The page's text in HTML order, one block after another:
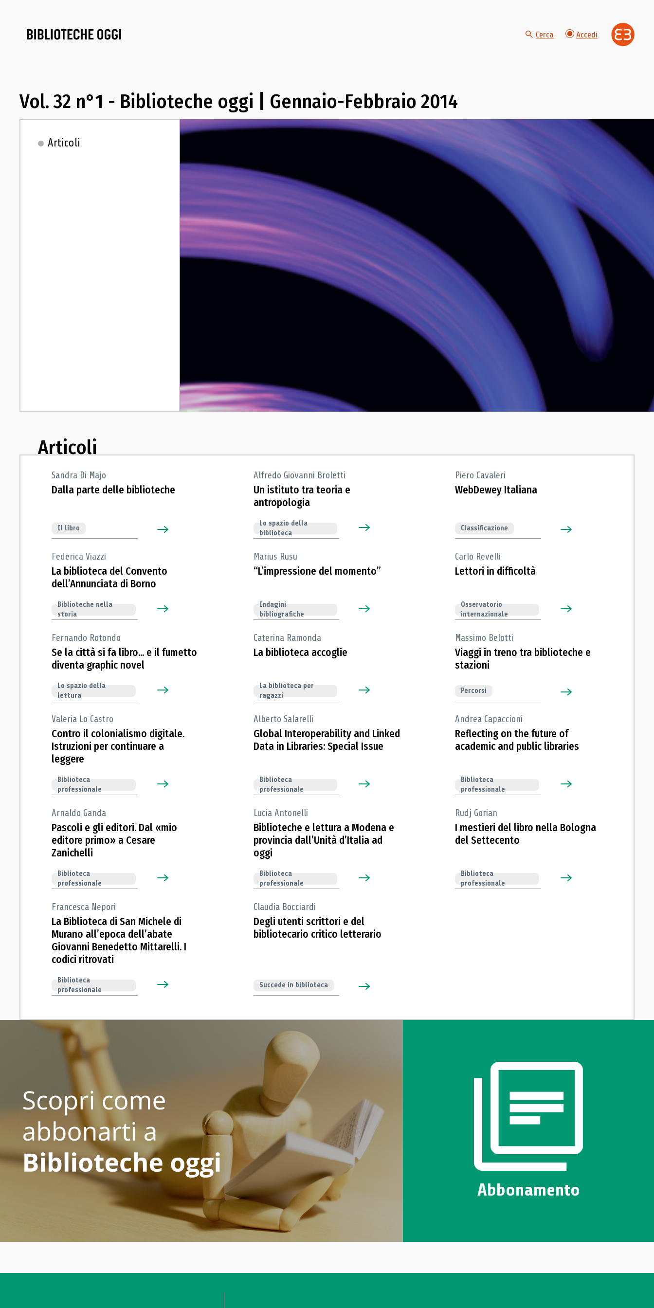
Cerca Accedi
Vol. 32 n°1 - Biblioteche oggi | Gennaio-Febbraio 2014
Articoli
Articoli
Sandra Di Majo
Dalla parte delle biblioteche
Il libro
Alfredo Giovanni Broletti
Un istituto tra teoria e
antropologia
Lo spazio della
biblioteca
Piero Cavaleri
WebDewey Italiana
Classificazione
Federica Viazzi
La biblioteca del Convento
dell’Annunciata di Borno
Biblioteche nella
storia
Marius Rusu
“L’impressione del momento”
Indagini
bibliografiche
Carlo Revelli
Lettori in difficoltà
Osservatorio
internazionale
Fernando Rotondo
Se la città si fa libro... e il fumetto
diventa graphic novel
Lo spazio della
lettura
Caterina Ramonda
La biblioteca accoglie
La biblioteca per
ragazzi
Massimo Belotti
Viaggi in treno tra biblioteche e
stazioni
Percorsi
Valeria Lo Castro
Contro il colonialismo digitale.
Istruzioni per continuare a
leggere
Biblioteca
professionale
Alberto Salarelli
Global Interoperability and Linked
Data in Libraries: Special Issue
Biblioteca
professionale
Andrea Capaccioni
Reflecting on the future of
academic and public libraries
Biblioteca
professionale
Arnaldo Ganda
Pascoli e gli editori. Dal «mio
editore primo» a Cesare
Zanichelli
Biblioteca
professionale
Lucia Antonelli
Biblioteche e lettura a Modena e
provincia dall’Unità d’Italia ad
oggi
Biblioteca
professionale
Rudj Gorian
I mestieri del libro nella Bologna
del Settecento
Biblioteca
professionale
Francesca Nepori
La Biblioteca di San Michele di
Murano all’epoca dell’abate
Giovanni Benedetto Mittarelli. I
codici ritrovati
Biblioteca
professionale
Claudia Bocciardi
Degli utenti scrittori e del
bibliotecario critico letterario
Succede in biblioteca
Accedi
Abbonamento